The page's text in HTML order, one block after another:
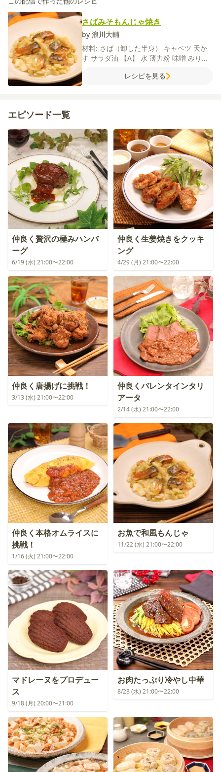
さばみそもんじゃ焼き
by 浪川大輔
材料: さば（卸した半身） キャベツ 天か
す サラダ油 【A】 水 薄力粉 味噌 みりん
うが（すりおろし）レシピを見る
エピソード一覧
仲良く贅沢の極みハンバ
ーグ
6/19 (水) 21:00〜22:00
仲良く生姜焼きをクッキ
ング
4/29 (月) 21:00〜22:00
仲良く唐揚げに挑戦！
3/13 (水) 21:00〜22:00
仲良くバレンタインタリ
アータ
2/14 (水) 21:00〜22:00
仲良く本格オムライスに
挑戦！
1/16 (火) 21:00〜22:00
お魚で和風もんじゃ
11/22 (水) 21:00〜22:00
マドレーヌをプロデュー
ス
9/18 (月) 20:00〜21:00
お肉たっぷり冷やし中華
8/23 (水) 21:00〜22:00